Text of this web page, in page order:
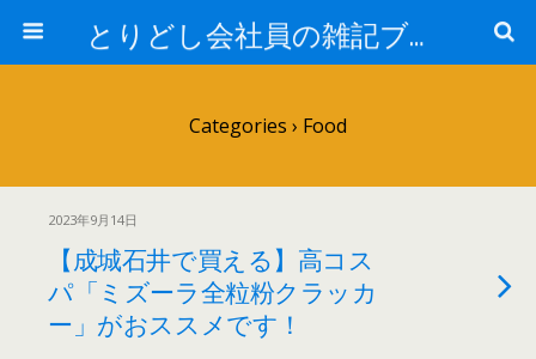
とりどし会社員の雑記ブログ
Categories › Food
2023年9月14日
【成城石井で買える】高コス
パ「ミズーラ全粒粉クラッカ
ー」がおススメです！